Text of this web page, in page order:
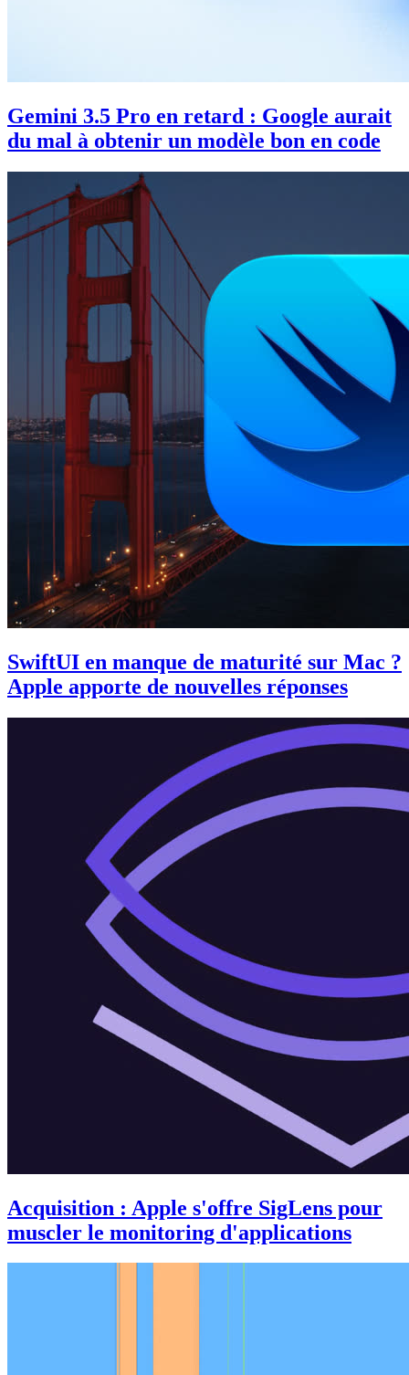
Gemini 3.5 Pro en retard : Google aurait
du mal à obtenir un modèle bon en code
SwiftUI en manque de maturité sur Mac ?
Apple apporte de nouvelles réponses
Acquisition : Apple s'offre SigLens pour
muscler le monitoring d'applications